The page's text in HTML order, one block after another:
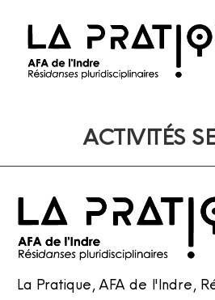
ACTIVITÉS
La Pratique, AFA de l'Indre,